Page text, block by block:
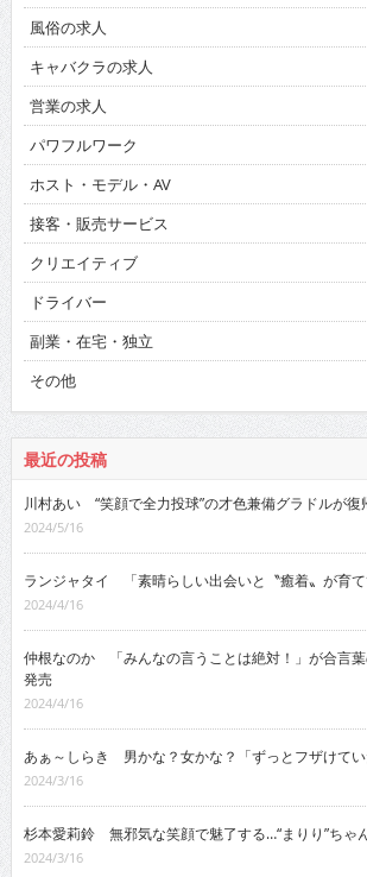
風俗の求人
キャバクラの求人
営業の求人
パワフルワーク
ホスト・モデル・AV
接客・販売サービス
クリエイティブ
ドライバー
副業・在宅・独立
その他
最近の投稿
川村あい “笑顔で全力投球”の才色兼備グラドルが復
2024/5/16
ランジャタイ 「素晴らしい出会いと〝癒着〟が育て
2024/4/16
仲根なのか 「みんなの言うことは絶対！」が合言
発売
2024/4/16
あぁ～しらき 男かな？女かな？「ずっとフザけてい
2024/3/16
杉本愛莉鈴 無邪気な笑顔で魅了する…“まりり”ちゃ
2024/3/16